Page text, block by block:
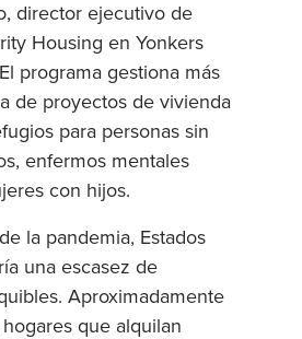
director ejecutivo de
Housing en Yonkers
programa gestiona más
de proyectos de vivienda
para personas sin
enfermos mentales
con hijos.
la pandemia, Estados
una escasez de
Aproximadamente
que alquilan